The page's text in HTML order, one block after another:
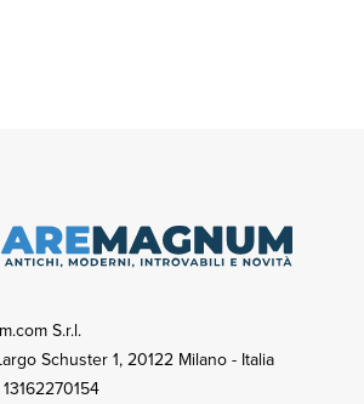
S.r.l.
Schuster 1, 20122 Milano - Italia